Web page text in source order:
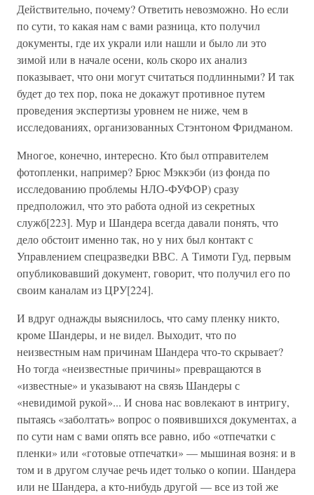
Действительно, почему? Ответить невозможно. Но если
по сути, то какая нам с вами разница, кто получил
документы, где их украли или нашли и было ли это
зимой или в начале осени, коль скоро их анализ
показывает, что они могут считаться подлинными? И так
будет до тех пор, пока не докажут противное путем
проведения экспертизы уровнем не ниже, чем в
исследованиях, организованных Стэнтоном Фридманом.
Многое, конечно, интересно. Кто был отправителем
фотопленки, например? Брюс Мэккэби (из фонда по
исследованию проблемы НЛО-ФУФОР) сразу
предположил, что это работа одной из секретных
служб[223]. Мур и Шандера всегда давали понять, что
дело обстоит именно так, но у них был контакт с
Управлением спецразведки ВВС. А Тимоти Гуд, первым
опубликовавший документ, говорит, что получил его по
своим каналам из ЦРУ[224].
И вдруг однажды выяснилось, что саму пленку никто,
кроме Шандеры, и не видел. Выходит, что по
неизвестным нам причинам Шандера что-то скрывает?
Но тогда «неизвестные причины» превращаются в
«известные» и указывают на связь Шандеры с
«невидимой рукой»... И снова нас вовлекают в интригу,
пытаясь «заболтать» вопрос о появившихся документах, а
по сути нам с вами опять все равно, ибо «отпечатки с
пленки» или «готовые отпечатки» — мышиная возня: и в
том и в другом случае речь идет только о копии. Шандера
или не Шандера, а кто-нибудь другой — все из той же